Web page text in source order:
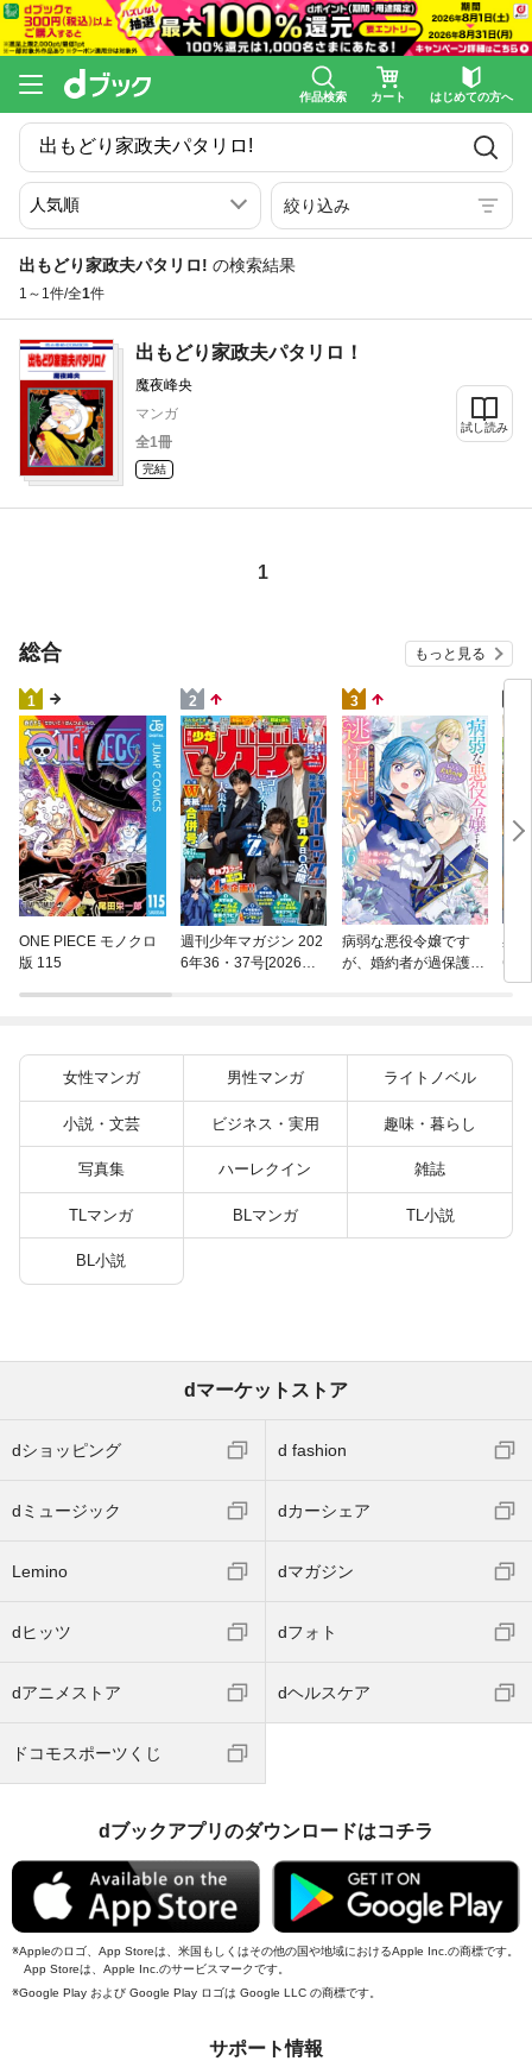
作品検索 カート はじめての方へ
絞り込み
出もどり家政夫パタリロ! の検索結果
1～1件/全1件
出もどり家政夫パタリロ！
魔夜峰央
マンガ
全1冊
完結
試し読み
1
総合 もっと見る
1
ONE PIECE モノクロ
版 115
2
週刊少年マガジン 202
6年36・37号[2026年8
3
病弱な悪役令嬢です
が、婚約者が過保護す
異
(22)
女性マンガ 男性マンガ ライトノベル
小説・文芸 ビジネス・実用 趣味・暮らし
写真集 ハーレクイン 雑誌
TLマンガ BLマンガ TL小説
BL小説
dマーケットストア
dショッピング d fashion
dミュージック dカーシェア
Lemino dマガジン
dヒッツ dフォト
dアニメストア dヘルスケア
ドコモスポーツくじ
dブックアプリのダウンロードはコチラ
Appleのロゴ、App Storeは、米国もしくはその他の国や地域におけるApple Inc.の商標です。
App Storeは、Apple Inc.のサービスマークです。
Google Play および Google Play ロゴは Google LLC の商標です。
サポート情報